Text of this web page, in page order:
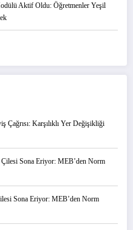
Aktif Oldu: Öğretmenler Yeşil
Çağrısı: Karşılıklı Yer Değişikliği
Sona Eriyor: MEB’den Norm
Sona Eriyor: MEB’den Norm